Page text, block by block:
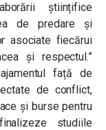
științifice
de predare și
asociate fiecărui
și respectul.”
față de
de conflict,
și burse pentru
studiile